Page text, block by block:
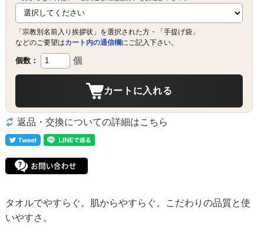
「宗教別名前入り挨拶状」を選択された方・「手提げ袋」
などのご要望はカート内の通信欄にご記入下さい。
個数： 個
カートに入れる
返品・交換についての詳細はこちら
タオルでやすらぐ。肌からやすらぐ。こだわりの品質と使
いやすさ。